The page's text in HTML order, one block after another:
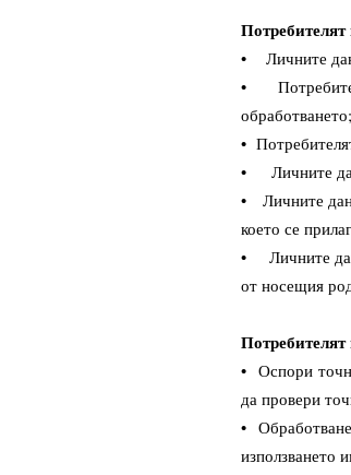
• Личните
•
обработването;
•
• Личните
• Личните
което се
• Личните
от носещия
• Оспори
да провери
•
използването